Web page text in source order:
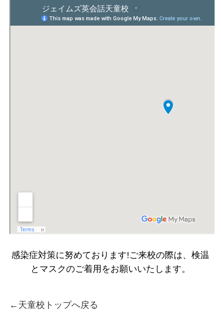
感染症対策に努めております!ご来校の際は、検温
とマスクのご着用をお願いいたします。
← 天童校トップへ戻る